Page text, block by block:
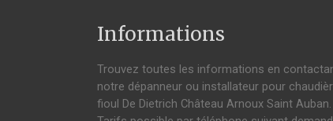
Informations
Trouvez toutes les informations en
notre dépanneur ou installateur pour
fioul De Dietrich Château Arnoux Saint Auban.